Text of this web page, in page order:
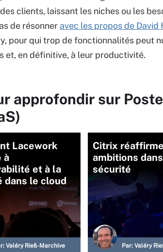
clients, laissant les niches ou les
de résonner avec les propos de David
pour qui trop de fonctionnalités peut
et, en définitive, à leur productivité.
approfondir sur
Lacework
à
et à la
dans le cloud
Valéry Rieß-Marchive
Citrix
ambitions
sécurité
Par: Valéry